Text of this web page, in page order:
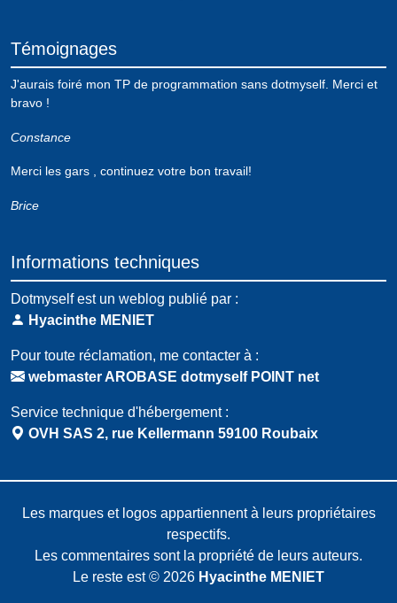
Témoignages
J'aurais foiré mon TP de programmation sans dotmyself. Merci et
bravo !
Constance
Merci les gars , continuez votre bon travail!
Brice
Informations techniques
Dotmyself est un weblog publié par :
Hyacinthe MENIET
Pour toute réclamation, me contacter à :
webmaster AROBASE dotmyself POINT net
Service technique d'hébergement :
OVH SAS 2, rue Kellermann 59100 Roubaix
Les marques et logos appartiennent à leurs propriétaires
respectifs.
Les commentaires sont la propriété de leurs auteurs.
Le reste est © 2026 Hyacinthe MENIET